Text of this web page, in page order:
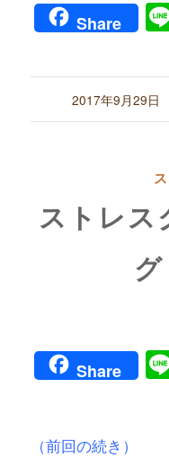
Share
2017年9月29日
/
ストレス
Share
（前回の続き）